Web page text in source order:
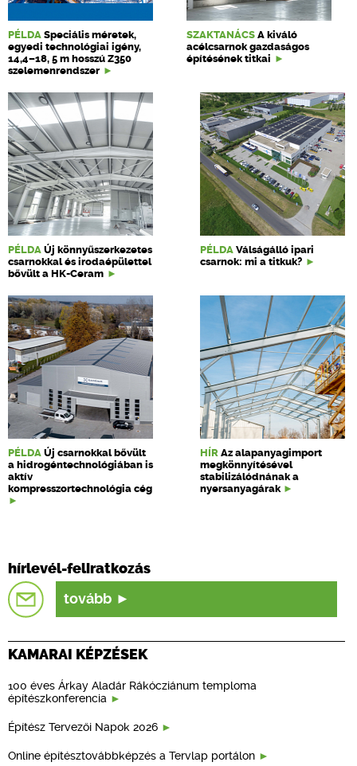
PÉLDA Speciális méretek,
egyedi technológiai igény,
14,4–18, 5 m hosszú Z350
szelemenrendszer
SZAKTANÁCS A kiváló
acélcsarnok gazdaságos
építésének titkai
PÉLDA Új könnyűszerkezetes
csarnokkal és irodaépülettel
bővült a HK-Ceram
PÉLDA Válságálló ipari
csarnok: mi a titkuk?
PÉLDA Új csarnokkal bővült
a hidrogéntechnológiában is
aktív
kompresszortechnológia cég
HÍR Az alapanyagimport
megkönnyítésével
stabilizálódnának a
nyersanyagárak
hírlevél-feliratkozás
tovább
KAMARAI KÉPZÉSEK
100 éves Árkay Aladár Rákócziánum temploma
építészkonferencia
Építész Tervezői Napok 2026
Online építésztovábbképzés a Tervlap portálon